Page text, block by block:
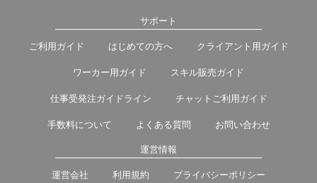
サポート
ご利用ガイド はじめての方へ クライアント用ガイド
ワーカー用ガイド スキル販売ガイド
仕事受発注ガイドライン チャットご利用ガイド
手数料について よくある質問 お問い合わせ
運営情報
運営会社 利用規約 プライバシーポリシー